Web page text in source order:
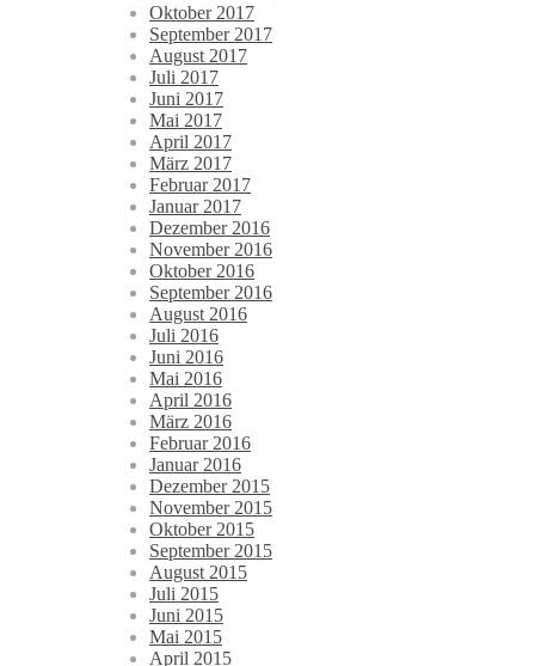
Oktober 2017
September 2017
August 2017
Juli 2017
Juni 2017
Mai 2017
April 2017
März 2017
Februar 2017
Januar 2017
Dezember 2016
November 2016
Oktober 2016
September 2016
August 2016
Juli 2016
Juni 2016
Mai 2016
April 2016
März 2016
Februar 2016
Januar 2016
Dezember 2015
November 2015
Oktober 2015
September 2015
August 2015
Juli 2015
Juni 2015
Mai 2015
April 2015